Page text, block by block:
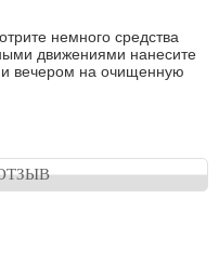
немного средства
движениями нанесите
и вечером на очищенную